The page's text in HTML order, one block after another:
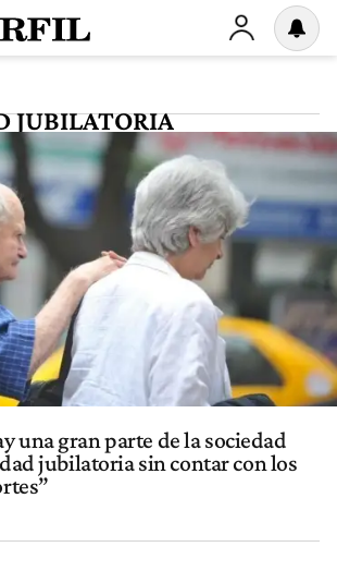
JUBILATORIA
una gran parte de la sociedad
jubilatoria sin contar con los